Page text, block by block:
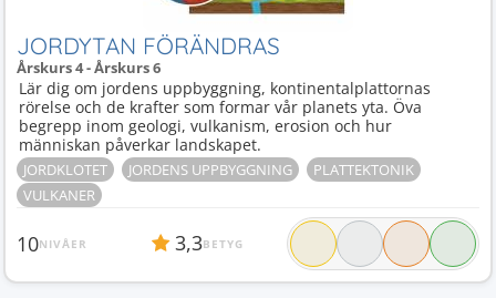
JORDYTAN FÖRÄNDRAS
Årskurs 4 - Årskurs 6
Lär dig om jordens uppbyggning, kontinentalplattornas
rörelse och de krafter som formar vår planets yta. Öva
begrepp inom geologi, vulkanism, erosion och hur
människan påverkar landskapet.
JORDKLOTET JORDENS UPPBYGGNING
PLATTEKTONIK
VULKANER
10NIVÅER 3,3BETYG